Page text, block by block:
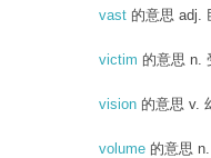
vast 的意思 adj.
victim 的意思 n.
vision 的意思 v.
volume 的意思